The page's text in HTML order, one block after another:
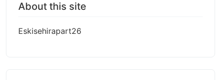
About this site
Eskisehirapart26